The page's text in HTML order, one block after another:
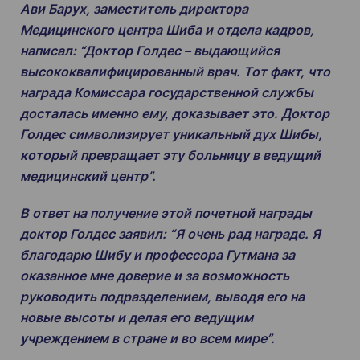
Ави Барух, заместитель директора
Медицинского центра Шиба и отдела кадров,
написал: “Доктор Голдес – выдающийся
высококвалифицированный врач. Тот факт, что
награда Комиссара государственной службы
досталась именно ему, доказывает это. Доктор
Голдес символизирует уникальный дух Шибы,
который превращает эту больницу в ведущий
медицинский центр”.
В ответ на получение этой почетной награды
доктор Голдес заявил: “Я очень рад награде. Я
благодарю Шибу и профессора Гутмана за
оказанное мне доверие и за возможность
руководить подразделением, выводя его на
новые высоты и делая его ведущим
учреждением в стране и во всем мире”.